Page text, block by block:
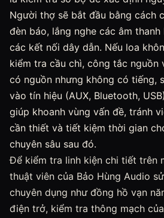
Người thợ sẽ bắt đầu bằng cách
đèn báo, lắng nghe các âm
các kết nối dây dẫn. Nếu loa
kiểm tra cầu chì, công tắc nguồn
có nguồn nhưng không có tiếng,
vào tín hiệu (AUX, Bluetooth,
giúp khoanh vùng vấn đề, tránh
cần thiết và tiết kiệm thời gian
chuyên sâu sau đó.
Để kiểm tra linh kiện chi tiết trên
thuật viên của Bảo Hùng Audio
chuyên dụng như đồng hồ vạn
điện trở, kiểm tra thông mạch